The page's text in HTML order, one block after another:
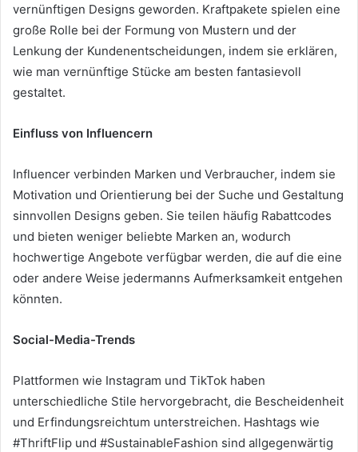
vernünftigen Designs geworden. Kraftpakete spielen eine
große Rolle bei der Formung von Mustern und der
Lenkung der Kundenentscheidungen, indem sie erklären,
wie man vernünftige Stücke am besten fantasievoll
gestaltet.
Einfluss von Influencern
Influencer verbinden Marken und Verbraucher, indem sie
Motivation und Orientierung bei der Suche und Gestaltung
sinnvollen Designs geben. Sie teilen häufig Rabattcodes
und bieten weniger beliebte Marken an, wodurch
hochwertige Angebote verfügbar werden, die auf die eine
oder andere Weise jedermanns Aufmerksamkeit entgehen
könnten.
Social-Media-Trends
Plattformen wie Instagram und TikTok haben
unterschiedliche Stile hervorgebracht, die Bescheidenheit
und Erfindungsreichtum unterstreichen. Hashtags wie
#ThriftFlip und #SustainableFashion sind allgegenwärtig